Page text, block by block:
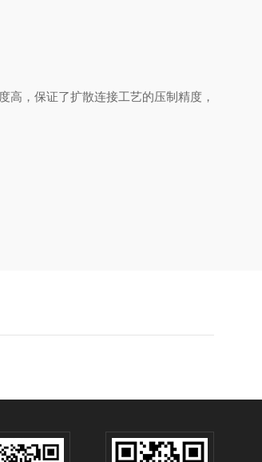
，保证了扩散连接工艺的压制精度，